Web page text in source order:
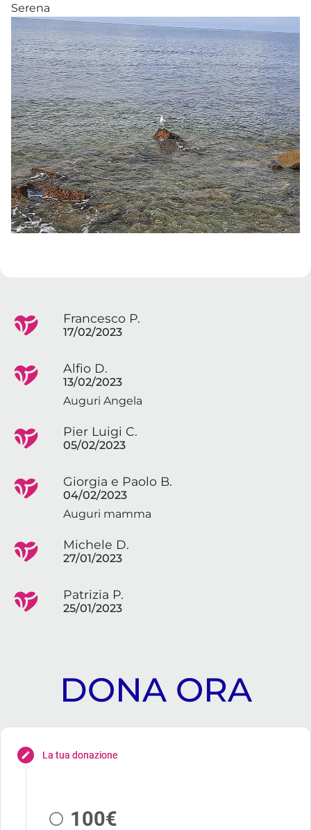
Serena
Francesco P.
17/02/2023
Alfio D.
13/02/2023
Auguri Angela
Pier Luigi C.
05/02/2023
Giorgia e Paolo B.
04/02/2023
Auguri mamma
Michele D.
27/01/2023
Patrizia P.
25/01/2023
DONA ORA